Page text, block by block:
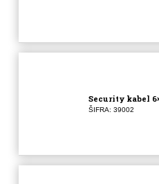
Security kabel
ŠIFRA: 39002